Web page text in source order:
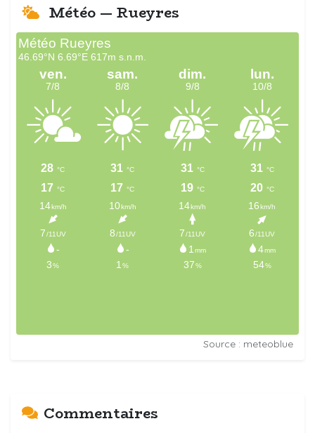
Météo — Rueyres
Source : meteoblue
Commentaires